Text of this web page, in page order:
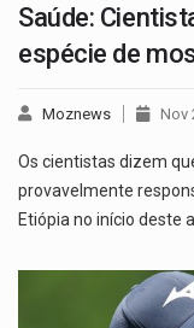
Saúde:
espécie de
Moznews Nov
Os cientistas dizem
provavelmente
Etiópia no início deste